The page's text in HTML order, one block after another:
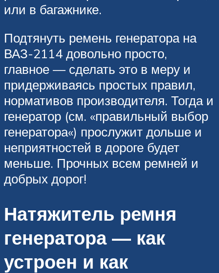
или в багажнике.
Подтянуть ремень генератора на
ВАЗ-2114 довольно просто,
главное — сделать это в меру и
придерживаясь простых правил,
нормативов производителя. Тогда и
генератор (см. «правильный выбор
генератора«) прослужит дольше и
неприятностей в дороге будет
меньше. Прочных всем ремней и
добрых дорог!
Натяжитель ремня
генератора — как
устроен и как